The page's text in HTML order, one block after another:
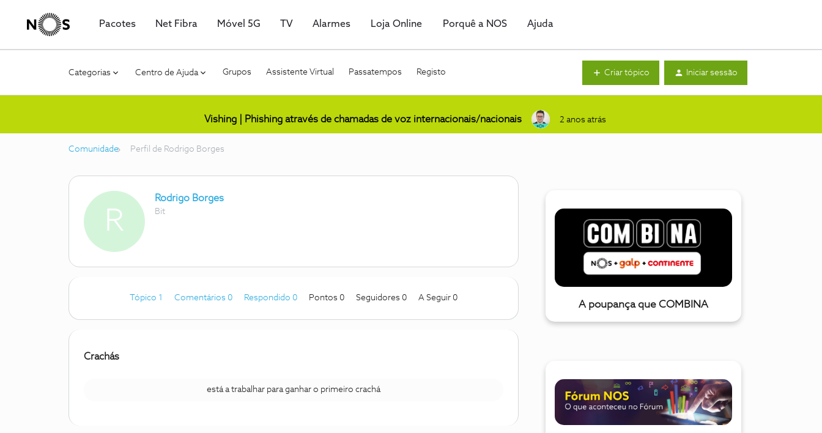
Pacotes Net Fibra Móvel 5G TV Alarmes Loja Online Porquê a NOS Ajuda
Categorias Centro de Ajuda Grupos Assistente Virtual Passatempos Registo Criar tópico Iniciar sessão
Vishing | Phishing através de chamadas de voz internacionais/nacionais 2 anos atrás
Comunidade Perfil de Rodrigo Borges
R
Rodrigo Borges
Bit
Tópico 1 Comentários 0 Respondido 0 Pontos 0 Seguidores 0 A Seguir 0
Crachás
está a trabalhar para ganhar o primeiro crachá
A poupança que COMBINA